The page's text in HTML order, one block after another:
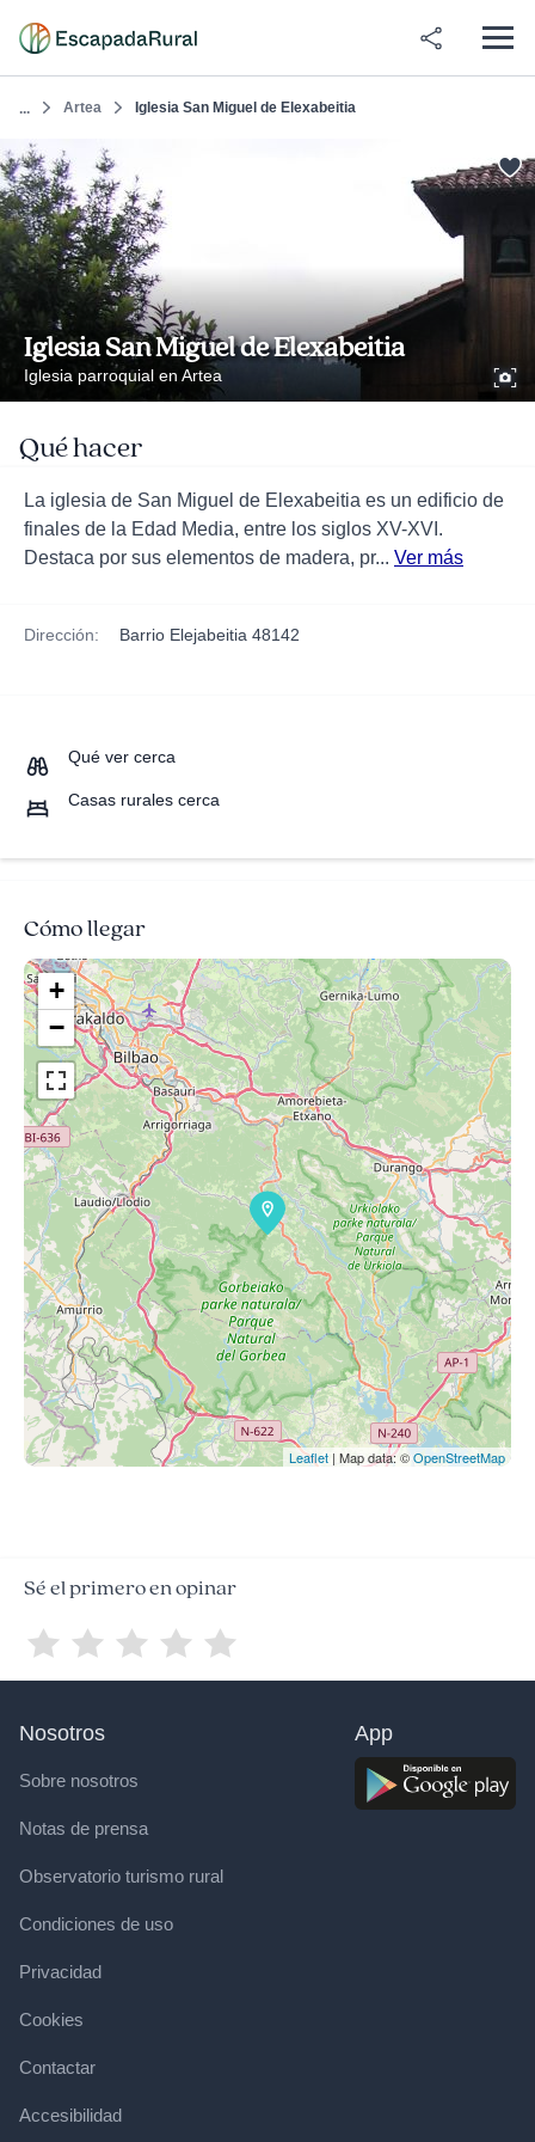
... Artea Iglesia San Miguel de Elexabeitia
Iglesia San Miguel de Elexabeitia
Iglesia parroquial en Artea
Qué hacer
La iglesia de San Miguel de Elexabeitia es un edificio de
finales de la Edad Media, entre los siglos XV-XVI.
Destaca por sus elementos de madera, pr... Ver más
Dirección: Barrio Elejabeitia 48142
Qué ver cerca
Casas rurales cerca
Cómo llegar
+
−
Leaflet | Map data: ©OpenStreetMap
Sé el primero en opinar
Nosotros
Sobre nosotros
Notas de prensa
Observatorio turismo rural
Condiciones de uso
Privacidad
Cookies
Contactar
Accesibilidad
App